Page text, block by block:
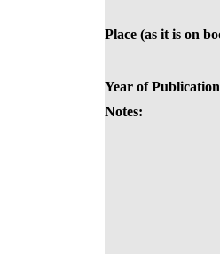
Place (as it is on
Year of
Notes: